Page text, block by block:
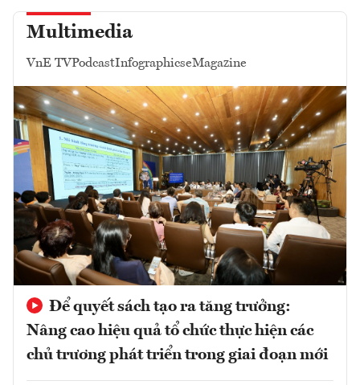
Multimedia
VnE TVPodcastInfographicseMagazine
Để quyết sách tạo ra tăng trưởng:
Nâng cao hiệu quả tổ chức thực hiện các
chủ trương phát triển trong giai đoạn mới